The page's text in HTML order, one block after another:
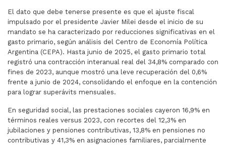
El dato que debe tenerse presente es que el ajuste fiscal
impulsado por el presidente Javier Milei desde el inicio de su
mandato se ha caracterizado por reducciones significativas en el
gasto primario, según análisis del Centro de Economía Política
Argentina (CEPA). Hasta junio de 2025, el gasto primario total
registró una contracción interanual real del 34,8% comparado con
fines de 2023, aunque mostró una leve recuperación del 0,6%
frente a junio de 2024, consolidando el enfoque en la contención
para lograr superávits mensuales.
En seguridad social, las prestaciones sociales cayeron 16,9% en
términos reales versus 2023, con recortes del 12,3% en
jubilaciones y pensiones contributivas, 13,8% en pensiones no
contributivas y 41,3% en asignaciones familiares, parcialmente